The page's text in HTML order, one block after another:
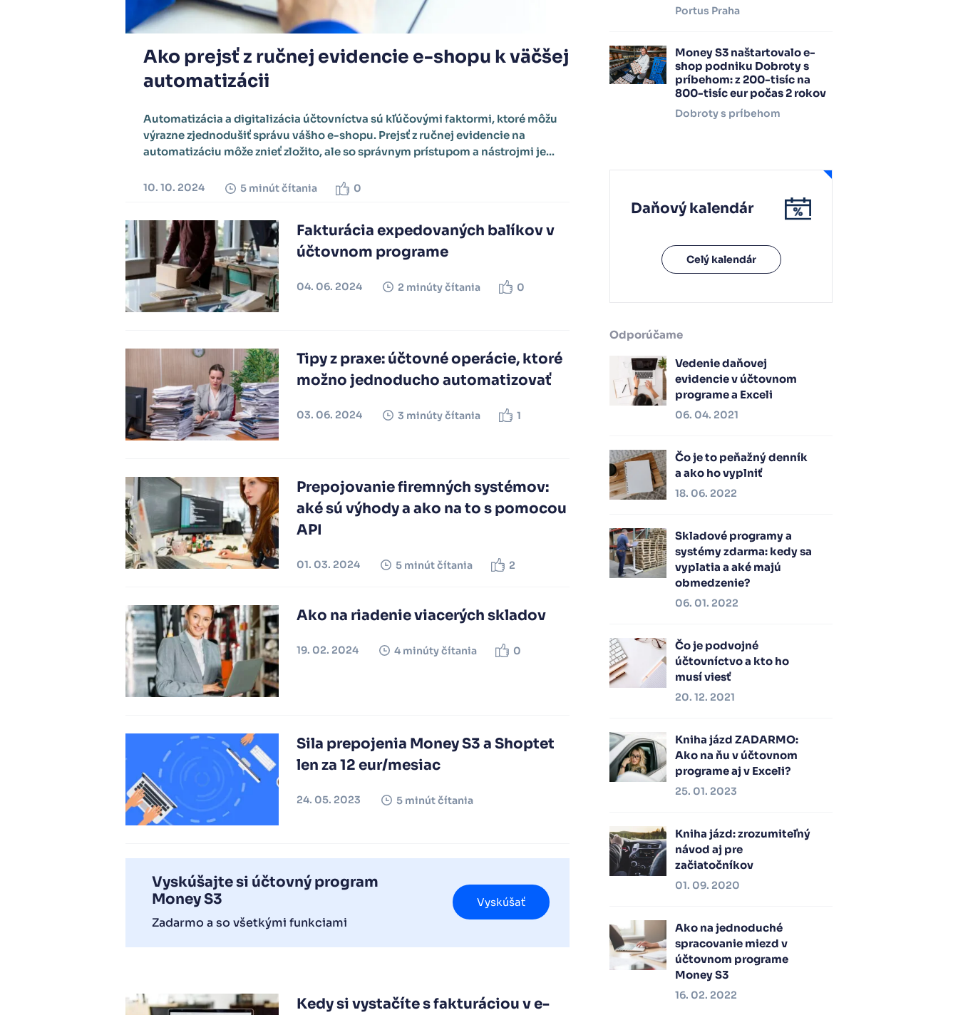
Ako prejsť z ručnej evidencie e-shopu k väčšej
automatizácii
Automatizácia a digitalizácia účtovníctva sú kľúčovými faktormi, ktoré môžu
výrazne zjednodušiť správu vášho e-shopu. Prejsť z ručnej evidencie na
automatizáciu môže znieť zložito, ale so správnym prístupom a nástrojmi je...
10. 10. 2024 5 minút čítania 0
Fakturácia expedovaných balíkov v
účtovnom programe
04. 06. 2024 2 minúty čítania 0
Tipy z praxe: účtovné operácie, ktoré
možno jednoducho automatizovať
03. 06. 2024 3 minúty čítania 1
Prepojovanie firemných systémov:
aké sú výhody a ako na to s pomocou
API
01. 03. 2024 5 minút čítania 2
Ako na riadenie viacerých skladov
19. 02. 2024 4 minúty čítania 0
Sila prepojenia Money S3 a Shoptet
len za 12 eur/mesiac
24. 05. 2023 5 minút čítania
Vyskúšajte si účtovný program
Money S3
Zadarmo a so všetkými funkciami
Vyskúšať
Kedy si vystačíte s fakturáciou v e-
Portus Praha
Money S3 naštartovalo e-
shop podniku Dobroty s
príbehom: z 200-tisíc na
800-tisíc eur počas 2 rokov
Dobroty s príbehom
Daňový kalendár
Celý kalendár
Odporúčame
Vedenie daňovej
evidencie v účtovnom
programe a Exceli
06. 04. 2021
Čo je to peňažný denník
a ako ho vyplniť
18. 06. 2022
Skladové programy a
systémy zdarma: kedy sa
vyplatia a aké majú
obmedzenie?
06. 01. 2022
Čo je podvojné
účtovníctvo a kto ho
musí viesť
20. 12. 2021
Kniha jázd ZADARMO:
Ako na ňu v účtovnom
programe aj v Exceli?
25. 01. 2023
Kniha jázd: zrozumiteľný
návod aj pre
začiatočníkov
01. 09. 2020
Ako na jednoduché
spracovanie miezd v
účtovnom programe
Money S3
16. 02. 2022